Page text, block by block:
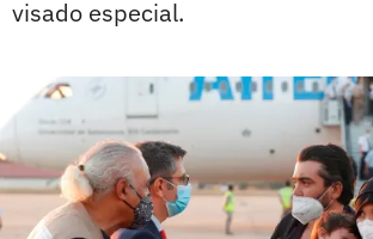
visado especial.